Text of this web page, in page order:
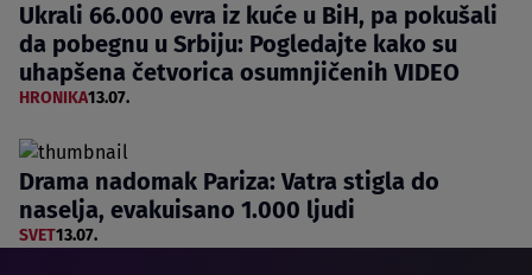
Ukrali 66.000 evra iz kuće u BiH, pa pokušali
da pobegnu u Srbiju: Pogledajte kako su
uhapšena četvorica osumnjičenih VIDEO
HRONIKA13.07.
Drama nadomak Pariza: Vatra stigla do
naselja, evakuisano 1.000 ljudi
SVET13.07.